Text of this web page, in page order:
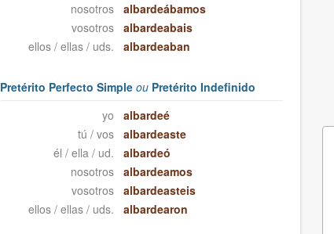
nosotros
albardeábamos
vosotros
albardeabais
ellos / ellas / uds.
albardeaban
Pretérito Perfecto Simpleou Pretérito Indefinido
yo
albardeé
tú / vos
albardeaste
él / ella / ud.
albardeó
nosotros
albardeamos
vosotros
albardeasteis
ellos / ellas / uds.
albardearon